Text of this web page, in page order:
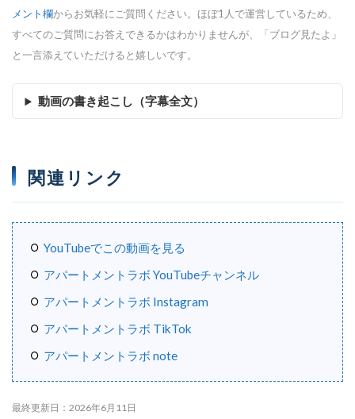
メント欄からお気軽にご質問ください。ほぼ1人で運営しているため、
すべてのご質問にお答えできるかはわかりませんが、「ブログ見たよ」
と一言添えていただけると嬉しいです。
動画の書き起こし（字幕全文）
関連リンク
YouTubeでこの動画を見る
アパートメントラボ YouTubeチャンネル
アパートメントラボ Instagram
アパートメントラボ TikTok
アパートメントラボ note
最終更新日：2026年6月11日